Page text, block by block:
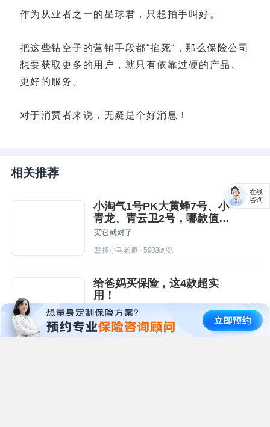
作为从业者之一的星球君，只想拍手叫好。
把这些钻空子的营销手段都“掐死“，那么保险公司
想要获取更多的用户，就只有依靠过硬的产品、
更好的服务。
对于消费者来说，无疑是个好消息！
相关推荐
小淘气1号PK大黄蜂7号、小
青龙、青云卫2号，哪款值得
买？
买它就对了
慧择小马老师· 5903浏览
给爸妈买保险，这4款超实
用！
给父母买保险，建议以社保（或新农合）为基础配置，再加上意外险+医疗险，做个组合搭配。
慧择小马老师·574浏览
在线
咨询